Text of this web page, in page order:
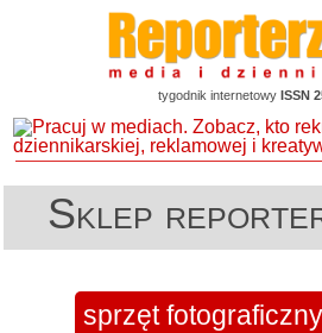
tygodnik internetowy ISSN
Sklep
sprzęt fotograficzny